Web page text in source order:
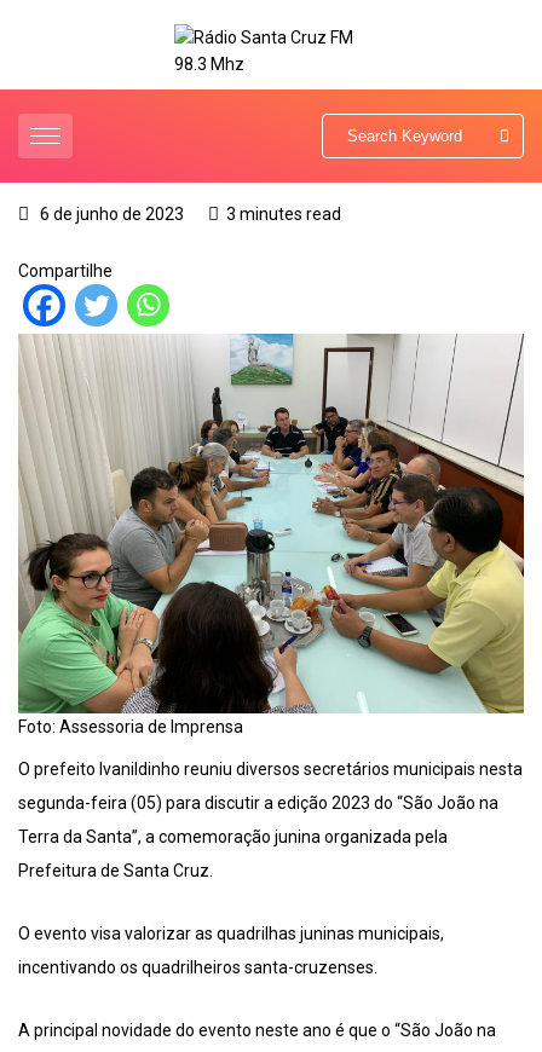
6 de junho de 2023 3 minutes read
Compartilhe
Foto: Assessoria de Imprensa
O prefeito Ivanildinho reuniu diversos secretários municipais nesta
segunda-feira (05) para discutir a edição 2023 do “São João na
Terra da Santa”, a comemoração junina organizada pela
Prefeitura de Santa Cruz.
O evento visa valorizar as quadrilhas juninas municipais,
incentivando os quadrilheiros santa-cruzenses.
A principal novidade do evento neste ano é que o “São João na